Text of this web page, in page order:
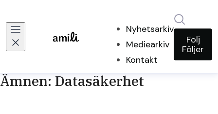
Nyhetsarkiv
Mediearkiv
Kontakt
Följ
Följer
Ämnen: Datasäkerhet